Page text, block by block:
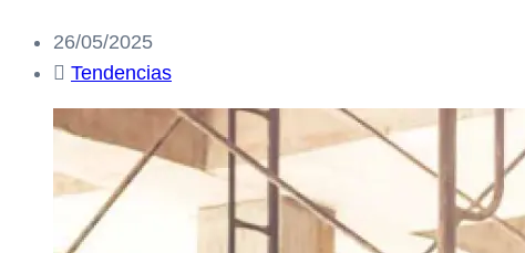
26/05/2025
Tendencias